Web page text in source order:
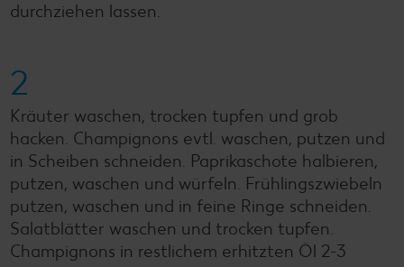
durchziehen lassen.
2
Kräuter waschen, trocken tupfen und grob
hacken. Champignons evtl. waschen, putzen und
in Scheiben schneiden. Paprikaschote halbieren,
putzen, waschen und würfeln. Frühlingszwiebeln
putzen, waschen und in feine Ringe schneiden.
Salatblätter waschen und trocken tupfen.
Champignons in restlichem erhitzten Öl 2-3